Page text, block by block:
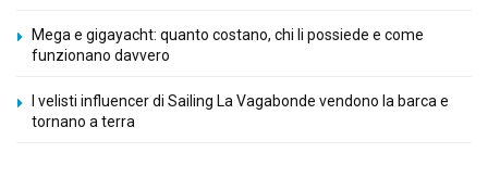
Mega e gigayacht: quanto costano, chi li possiede e come
funzionano davvero
I velisti influencer di Sailing La Vagabonde vendono la barca e
tornano a terra